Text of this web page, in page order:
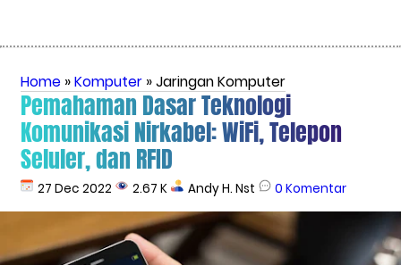
Home»Komputer» Jaringan Komputer
Pemahaman Dasar Teknologi
Komunikasi Nirkabel: WiFi, Telepon
Seluler, dan RFID
27 Dec 2022 2.67 K Andy H. Nst 0 Komentar